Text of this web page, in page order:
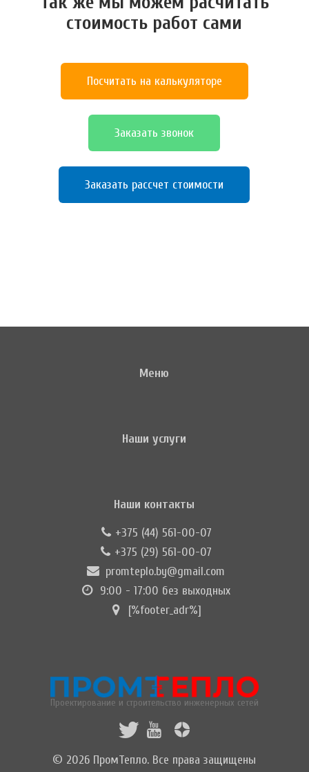
стоимость работ сами
Посчитать на калькуляторе
Заказать звонок
Заказать рассчет стоимости
Меню
Наши услуги
Наши контакты
+375 (44) 561-00-07
+375 (29) 561-00-07
promteplo.by@gmail.com
9:00 - 17:00 без выходных
[%footer_adr%]
Проектирование и строительство инженерных сетей
© 2026 ПромТепло. Все права защищены